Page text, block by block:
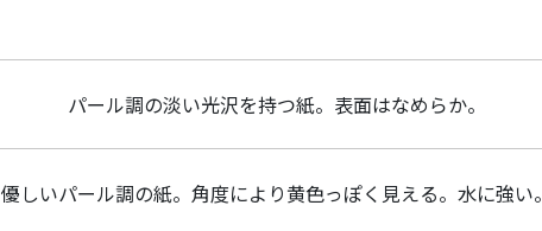
パール調の淡い光沢を持つ紙。表面はなめらか。
優しいパール調の紙。角度により黄色っぽく見える。水に強い。